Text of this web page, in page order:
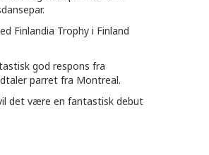
Finlandia Trophy i Finland
god respons fra
parret fra Montreal.
det være en fantastisk debut